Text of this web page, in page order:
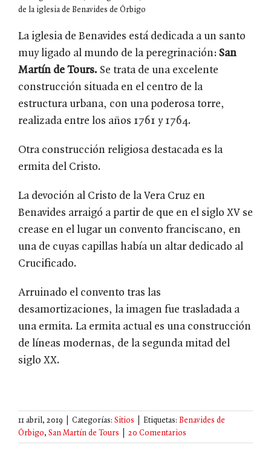
de la iglesia de Benavides de Órbigo
La iglesia de Benavides está dedicada a un santo
muy ligado al mundo de la peregrinación: San
Martín de Tours. Se trata de una excelente
construcción situada en el centro de la
estructura urbana, con una poderosa torre,
realizada entre los años 1761 y 1764.
Otra construcción religiosa destacada es la
ermita del Cristo.
La devoción al Cristo de la Vera Cruz en
Benavides arraigó a partir de que en el siglo XV se
crease en el lugar un convento franciscano, en
una de cuyas capillas había un altar dedicado al
Crucificado.
Arruinado el convento tras las
desamortizaciones, la imagen fue trasladada a
una ermita. La ermita actual es una construcción
de líneas modernas, de la segunda mitad del
siglo XX.
11 abril, 2019 Categorías: Sitios Etiquetas: Benavides de
Órbigo, San Martín de Tours 20 Comentarios